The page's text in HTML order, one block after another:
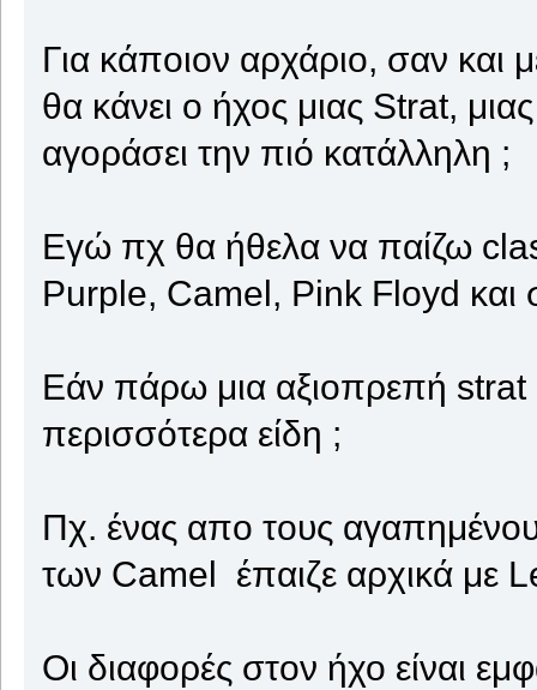
Για κάποιον αρχάριο, σαν
θα κάνει ο ήχος μιας Strat,
αγοράσει την πιό κατάλληλη ;
Εγώ πχ θα ήθελα να παίζω
Purple, Camel, Pink Floyd και
Εάν πάρω μια αξιοπρεπή strat
περισσότερα είδη ;
Πχ. ένας απο τους
των Camel έπαιζε αρχικά με
Οι διαφορές στον ήχο είναι